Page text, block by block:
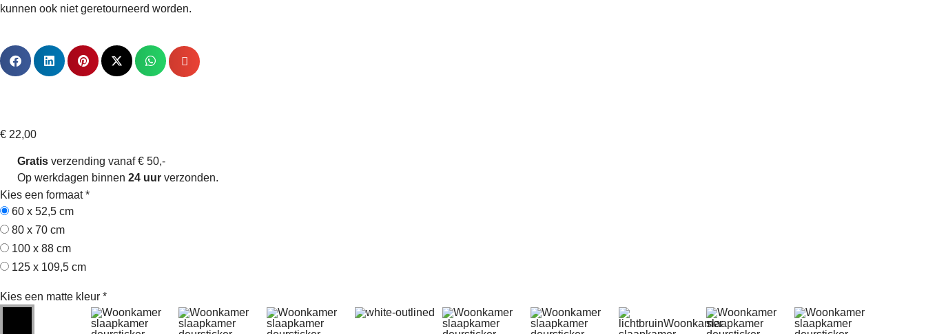
kunnen ook niet geretourneerd worden.
€ 22,00
Gratis verzending vanaf € 50,-
Op werkdagen binnen 24 uur verzonden.
Kies een formaat*
60 x 52,5 cm
80 x 70 cm
100 x 88 cm
125 x 109,5 cm
Kies een matte kleur *